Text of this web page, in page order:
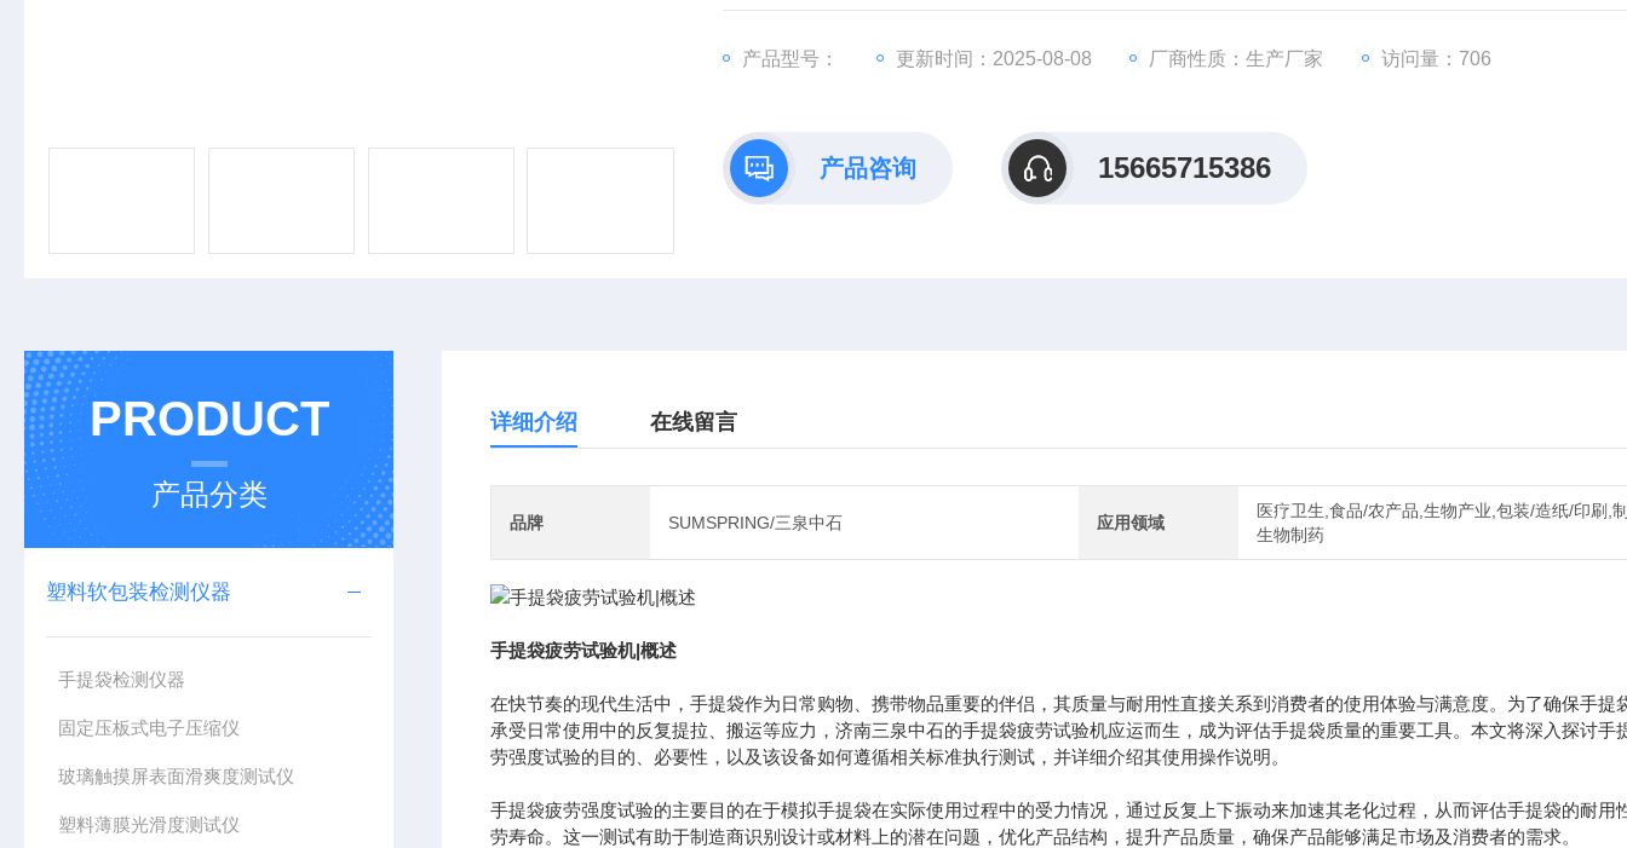
及该设备如何遵循相关标准执行测试，并详细介绍其使用操作说明。
产品型号： 更新时间：2025-08-08 厂商性质：生产厂家 访问量：706
产品咨询 15665715386
PRODUCT
产品分类
塑料软包装检测仪器
手提袋检测仪器
固定压板式电子压缩仪
玻璃触摸屏表面滑爽度测试仪
塑料薄膜光滑度测试仪
详细介绍 在线留言
品牌 SUMSPRING/三泉中石 应用领域
医疗卫生,食品/农产品,生物产业,包装/造纸/印刷,
生物制药
手提袋疲劳试验机|概述
在快节奏的现代生活中，手提袋作为日常购物、携带物品重要的伴侣，其质量与耐用性直接关系到消费者的使用体验与满意度。为了确保手提
承受日常使用中的反复提拉、搬运等应力，济南三泉中石的手提袋疲劳试验机应运而生，成为评估手提袋质量的重要工具。本文将深入探讨手
劳强度试验的目的、必要性，以及该设备如何遵循相关标准执行测试，并详细介绍其使用操作说明。
手提袋疲劳强度试验的主要目的在于模拟手提袋在实际使用过程中的受力情况，通过反复上下振动来加速其老化过程，从而评估手提袋的耐用
劳寿命。这一测试有助于制造商识别设计或材料上的潜在问题，优化产品结构，提升产品质量，确保产品能够满足市场及消费者的需求。